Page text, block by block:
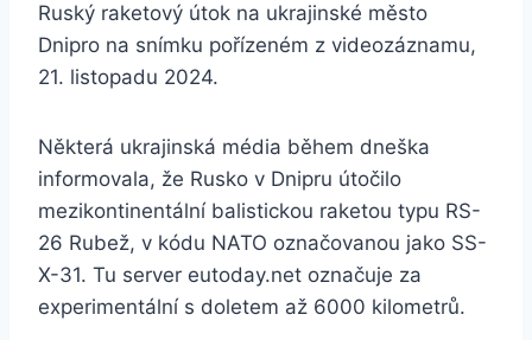
Ruský raketový útok na ukrajinské město
Dnipro na snímku pořízeném z videozáznamu,
21. listopadu 2024.
Některá ukrajinská média během dneška
informovala, že Rusko v Dnipru útočilo
mezikontinentální balistickou raketou typu RS-
26 Rubež, v kódu NATO označovanou jako SS-
X-31. Tu server eutoday.net označuje za
experimentální s doletem až 6000 kilometrů.